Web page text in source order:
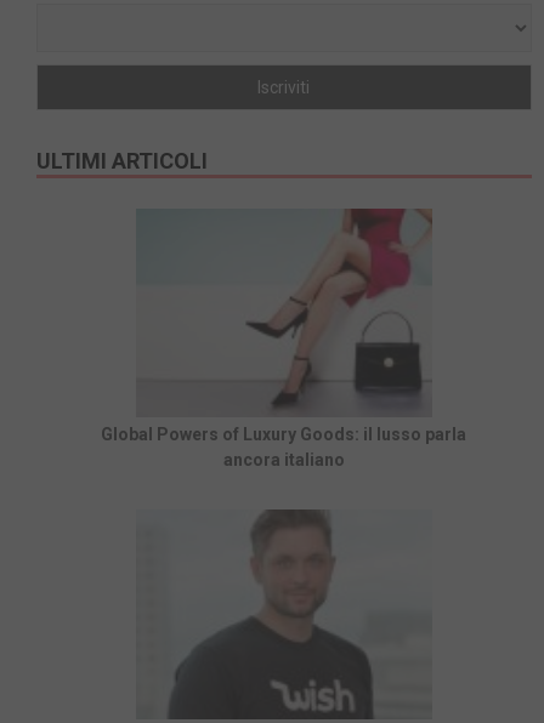
ULTIMI ARTICOLI
Global Powers of Luxury Goods: il lusso parla
ancora italiano